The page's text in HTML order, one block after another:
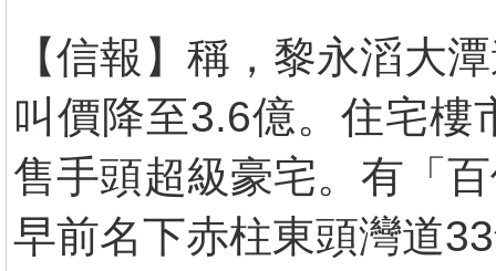
【信報】稱，黎永滔大
叫價降至3.6億。住宅樓
售手頭超級豪宅。有「
早前名下赤柱東頭灣道